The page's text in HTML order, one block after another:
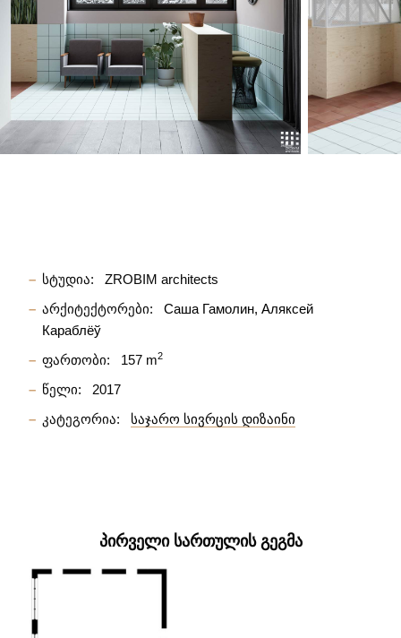
სტუდია:
ZROBIM architects
არქიტექტორები:
Саша Гамолин Аляксей
Караблёў
ფართობი:
157 m2
წელი:
2017
კატეგორია:
საჯარო სივრცის დიზაინი
ᲞᲘᲠᲕᲔᲚᲘ ᲡᲐᲠᲗᲣᲚᲘᲡ ᲒᲔᲒᲛᲐ